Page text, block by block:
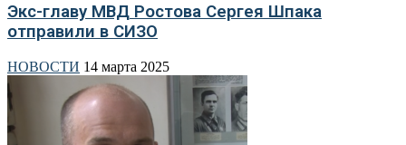
Экс-главу МВД Ростова Сергея Шпака
отправили в СИЗО
НОВОСТИ 14 марта 2025